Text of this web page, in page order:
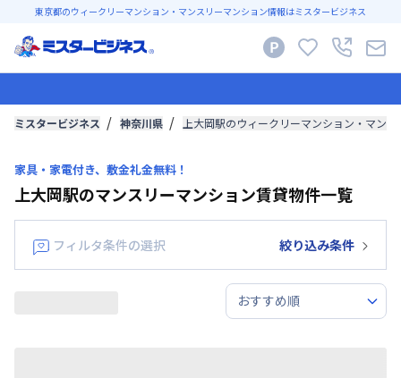
東京都のウィークリーマンション・マンスリーマンション情報はミスタービジネス
ミスタービジネス 神奈川県 上大岡駅のウィークリーマンション・マン
家具・家電付き、敷金礼金無料！
上大岡駅のマンスリーマンション賃貸物件一覧
フィルタ条件の選択 絞り込み条件